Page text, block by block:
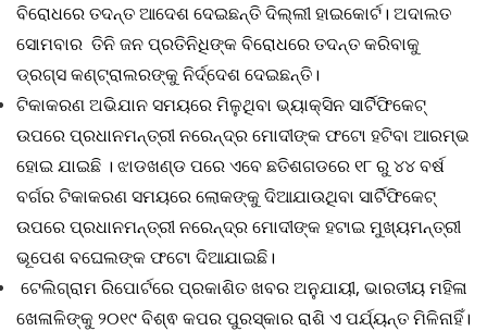
ବିରୋଧରେ ତଦନ୍ତ ଆଦେଶ ଦେଇଛନ୍ତି ଦିଲ୍ଲୀ ହାଇକୋର୍ଟ। ଅଦାଲତ
ସୋମବାର ତିନି ଜନ ପ୍ରତିନିଧିଙ୍କ ବିରୋଧରେ ତଦନ୍ତ କରିବାକୁ
ଡ୍ରଗ୍ସ କଣ୍ଟ୍ରାଲରଙ୍କୁ ନିର୍ଦ୍ଦେଶ ଦେଇଛନ୍ତି।
ଟିକାକରଣ ଅଭିଯାନ ସମୟରେ ମିଳୁଥିବା ଭ୍ୟାକ୍ସିନ ସାର୍ଟିଫିକେଟ୍
ଉପରେ ପ୍ରଧାନମନ୍ତ୍ରୀ ନରେନ୍ଦ୍ର ମୋଦୀଙ୍କ ଫଟୋ ହଟିବା ଆରମ୍ଭ
ହୋଇ ଯାଇଛି । ଝାଡଖଣ୍ଡ ପରେ ଏବେ ଛତିଶଗଡରେ ୧୮ ରୁ ୪୪ ବର୍ଷ
ବର୍ଗର ଟିକାକରଣ ସମୟରେ ଲୋକଙ୍କୁ ଦିଆଯାଉଥିବା ସାର୍ଟିଫିକେଟ୍
ଉପରେ ପ୍ରଧାନମନ୍ତ୍ରୀ ନରେନ୍ଦ୍ର ମୋଦୀଙ୍କ ହଟାଇ ମୁଖ୍ୟମନ୍ତ୍ରୀ
ଭୂପେଶ ବଘେଲଙ୍କ ଫଟୋ ଦିଆଯାଇଛି।
ଟେଲିଗ୍ରାମ ରିପୋର୍ଟରେ ପ୍ରକାଶିତ ଖବର ଅନୁଯାୟୀ, ଭାରତୀୟ ମହିଳା
ଖେଳାଳିଙ୍କୁ ୨୦୧୯ ବିଶ୍ଵ କପର ପୁରସ୍କାର ରାଶି ଏ ପର୍ଯ୍ୟନ୍ତ ମିଳିନାହିଁ।